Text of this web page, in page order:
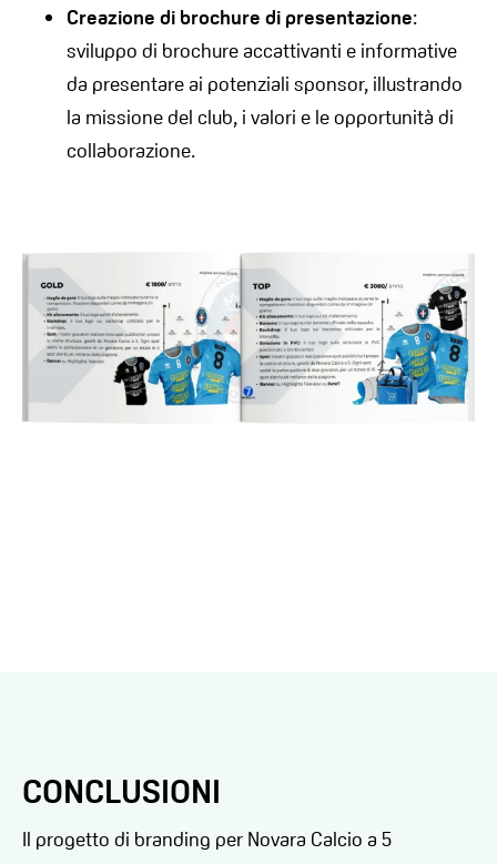
Creazione di brochure di presentazione:
sviluppo di brochure accattivanti e informative
da presentare ai potenziali sponsor, illustrando
la missione del club, i valori e le opportunità di
collaborazione.
CONCLUSIONI
Il progetto di branding per Novara Calcio a 5